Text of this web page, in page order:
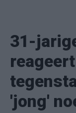
31-
'jong'